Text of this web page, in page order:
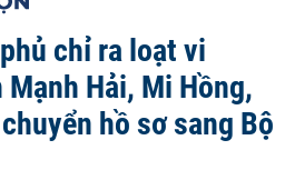
chỉ ra loạt vi
Hải, Mi Hồng,
hồ sơ sang Bộ